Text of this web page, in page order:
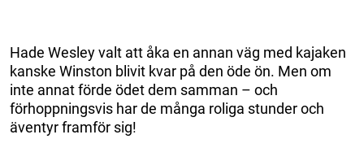
Hade Wesley valt att åka en annan väg med kajaken
kanske Winston blivit kvar på den öde ön. Men om
inte annat förde ödet dem samman – och
förhoppningsvis har de många roliga stunder och
äventyr framför sig!